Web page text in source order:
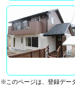
※このページは、登録デー